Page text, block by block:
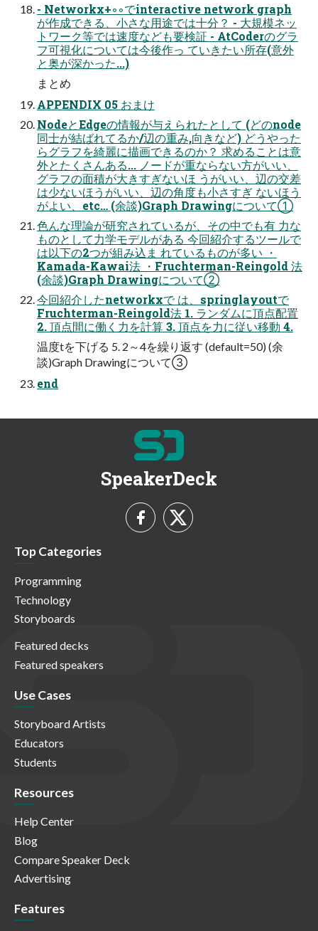
- Networkx+◦◦でinteractive network graph
が作成できる、小さな用途では十分？ - 大規模ネッ
トワーク等では速度なども要検証 - AtCoderのグラ
フ可視化については今後作っ ていきたい所存(意外
と奥が深かった...)
まとめ
APPENDIX 05 おまけ
NodeとEdgeの情報が与えられたとして (どのnode
同士が結ばれてるか/辺の重み,向きなど) どうやった
らグラフを綺麗に描画できるのか？ 求めることは意
外とたくさんある... ノードが重ならない方がいい、
グラフの面積が大きすぎないほ うがいい、辺の交差
は少ないほうがいい、辺の角度も小さすぎ ないほう
がよい、etc… (余談)Graph Drawingについて①
色んな理論が研究されているが、その中でも有 力な
ものとして力学モデルがある 今回紹介するツールで
は以下の2つが組み込ま れているものが多い ・
Kamada-Kawai法 ・Fruchterman-Reingold 法
(余談)Graph Drawingについて②
今回紹介したnetworkxで は、springlayoutで
Fruchterman-Reingold法 1. ランダムに頂点配置
2. 頂点間に働く力を計算 3. 頂点を力に従い移動 4.
温度tを下げる 5. 2～4を繰り返す (default=50) (余
談)Graph Drawingについて③
end
SpeakerDeck
Top Categories
Programming
Technology
Storyboards
Featured decks
Featured speakers
Use Cases
Storyboard Artists
Educators
Students
Resources
Help Center
Blog
Compare Speaker Deck
Advertising
Features